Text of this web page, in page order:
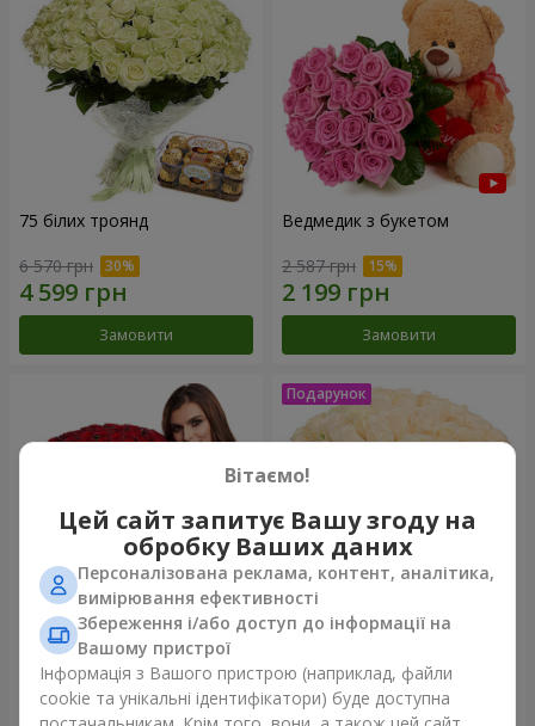
75 білих троянд
6 570 грн
Замовити
Ведмедик з букетом
2 587 грн
Замовити
151 червона троянда
14 289 грн
Букет "Очей чарівність"
3 699 грн
Вітаємо!
Цей сайт запитує Вашу згоду на
обробку Ваших даних
Персоналізована реклама, контент, аналітика,
вимірювання ефективності
Збереження і/або доступ до інформації на
Вашому пристрої
Інформація з Вашого пристрою (наприклад, файли
cookie та унікальні ідентифікатори) буде доступна